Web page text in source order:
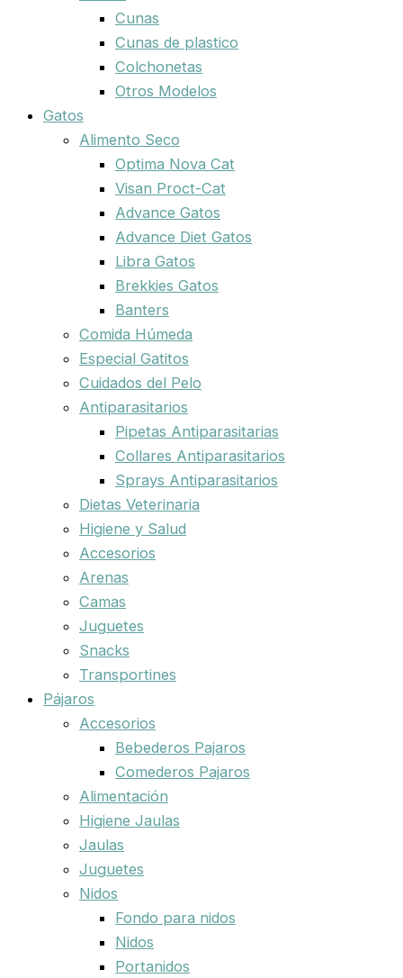
Cunas
Cunas de plastico
Colchonetas
Otros Modelos
Gatos
Alimento Seco
Optima Nova Cat
Visan Proct-Cat
Advance Gatos
Advance Diet Gatos
Libra Gatos
Brekkies Gatos
Banters
Comida Húmeda
Especial Gatitos
Cuidados del Pelo
Antiparasitarios
Pipetas Antiparasitarias
Collares Antiparasitarios
Sprays Antiparasitarios
Dietas Veterinaria
Higiene y Salud
Accesorios
Arenas
Camas
Juguetes
Snacks
Transportines
Pájaros
Accesorios
Bebederos Pajaros
Comederos Pajaros
Alimentación
Higiene Jaulas
Jaulas
Juguetes
Nidos
Fondo para nidos
Nidos
Portanidos